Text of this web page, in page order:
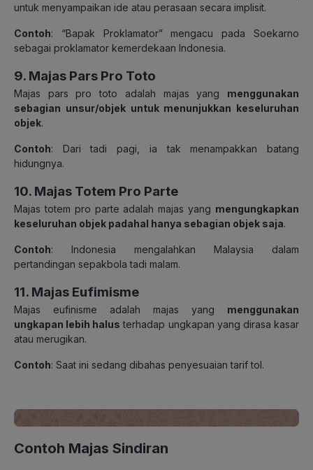
untuk menyampaikan ide atau perasaan secara implisit.
Contoh: “Bapak Proklamator” mengacu pada Soekarno
sebagai proklamator kemerdekaan Indonesia.
9. Majas Pars Pro Toto
Majas pars pro toto adalah majas yang menggunakan
sebagian unsur/objek untuk menunjukkan keseluruhan
objek.
Contoh: Dari tadi pagi, ia tak menampakkan batang
hidungnya.
10. Majas Totem Pro Parte
Majas totem pro parte adalah majas yang mengungkapkan
keseluruhan objek padahal hanya sebagian objek saja.
Contoh: Indonesia mengalahkan Malaysia dalam
pertandingan sepakbola tadi malam.
11. Majas Eufimisme
Majas eufinisme adalah majas yang menggunakan
ungkapan lebih halus terhadap ungkapan yang dirasa kasar
atau merugikan.
Contoh: Saat ini sedang dibahas penyesuaian tarif tol.
Contoh Majas Sindiran